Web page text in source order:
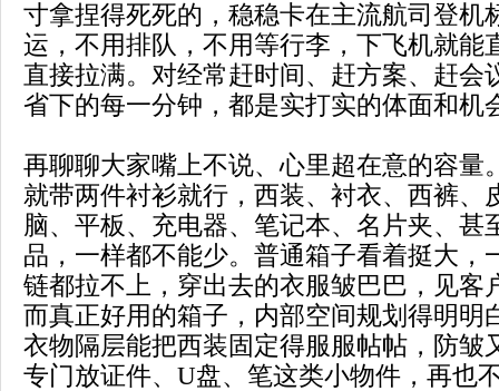
寸拿捏得死死的，稳稳卡在主流航司登机
运，不用排队，不用等行李，下飞机就能
直接拉满。对经常赶时间、赶方案、赶会
省下的每一分钟，都是实打实的体面和机
再聊聊大家嘴上不说、心里超在意的容量
就带两件衬衫就行，西装、衬衣、西裤、
脑、平板、充电器、笔记本、名片夹、甚
品，一样都不能少。普通箱子看着挺大，
链都拉不上，穿出去的衣服皱巴巴，见客
而真正好用的箱子，内部空间规划得明明
衣物隔层能把西装固定得服服帖帖，防皱
专门放证件、U盘、笔这类小物件，再也